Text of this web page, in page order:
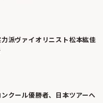
派ヴァイオリニスト松本紘佳
クール優勝者、日本ツアーへ